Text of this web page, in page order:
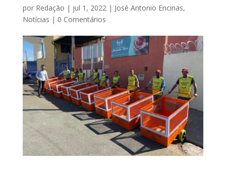
por Redação | jul 1, 2022| José Antonio Encinas,
Notícias | 0 Comentários